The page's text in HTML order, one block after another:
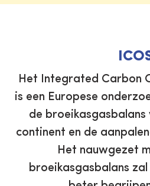
Het Integrated Carbon
is een Europese
de broeikasgasbalans
continent en de
Het nauwgezet
broeikasgasbalans